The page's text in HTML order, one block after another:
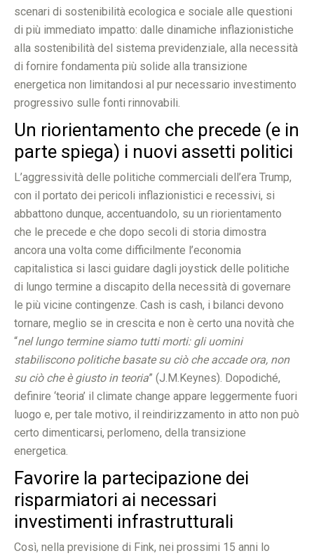
scenari di sostenibilità ecologica e sociale alle questioni
di più immediato impatto: dalle dinamiche inflazionistiche
alla sostenibilità del sistema previdenziale, alla necessità
di fornire fondamenta più solide alla transizione
energetica non limitandosi al pur necessario investimento
progressivo sulle fonti rinnovabili.
Un riorientamento che precede (e in
parte spiega) i nuovi assetti politici
L’aggressività delle politiche commerciali dell’era Trump,
con il portato dei pericoli inflazionistici e recessivi, si
abbattono dunque, accentuandolo, su un riorientamento
che le precede e che dopo secoli di storia dimostra
ancora una volta come difficilmente l’economia
capitalistica si lasci guidare dagli joystick delle politiche
di lungo termine a discapito della necessità di governare
le più vicine contingenze. Cash is cash, i bilanci devono
tornare, meglio se in crescita e non è certo una novità che
“nel lungo termine siamo tutti morti: gli uomini
stabiliscono politiche basate su ciò che accade ora, non
su ciò che è giusto in teoria” (J.M.Keynes). Dopodiché,
definire ‘teoria’ il climate change appare leggermente fuori
luogo e, per tale motivo, il reindirizzamento in atto non può
certo dimenticarsi, perlomeno, della transizione
energetica.
Favorire la partecipazione dei
risparmiatori ai necessari
investimenti infrastrutturali
Così, nella previsione di Fink, nei prossimi 15 anni lo